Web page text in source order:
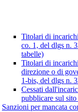
Titolari di
co. 1, del dlgs n.
tabelle)
Titolari di
direzione o di
1-bis, del dlgs n.
Cessati
pubblicare sul
Sanzioni per mancata